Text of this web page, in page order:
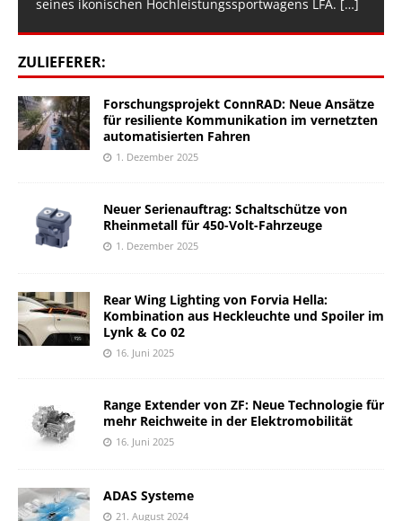
seines ikonischen Hochleistungssportwagens LFA. […]
ZULIEFERER:
Forschungsprojekt ConnRAD: Neue Ansätze
für resiliente Kommunikation im vernetzten
automatisierten Fahren
1. Dezember 2025
Neuer Serienauftrag: Schaltschütze von
Rheinmetall für 450-Volt-Fahrzeuge
1. Dezember 2025
Rear Wing Lighting von Forvia Hella:
Kombination aus Heckleuchte und Spoiler im
Lynk & Co 02
16. Juni 2025
Range Extender von ZF: Neue Technologie für
mehr Reichweite in der Elektromobilität
16. Juni 2025
ADAS Systeme
21. August 2024